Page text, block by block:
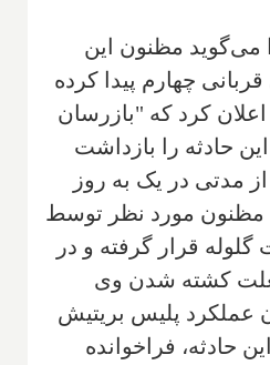
می‌گوید مظنون این
چهارم پیدا کرده
کرد که "بازرسان
حادثه را بازداشت
مدتی در یک به روز
مظنون مورد نظر توسط
قرار گرفته و در
کشته شدن وی
عملکرد پلیس بریتیش
حادثه، فراخوانده